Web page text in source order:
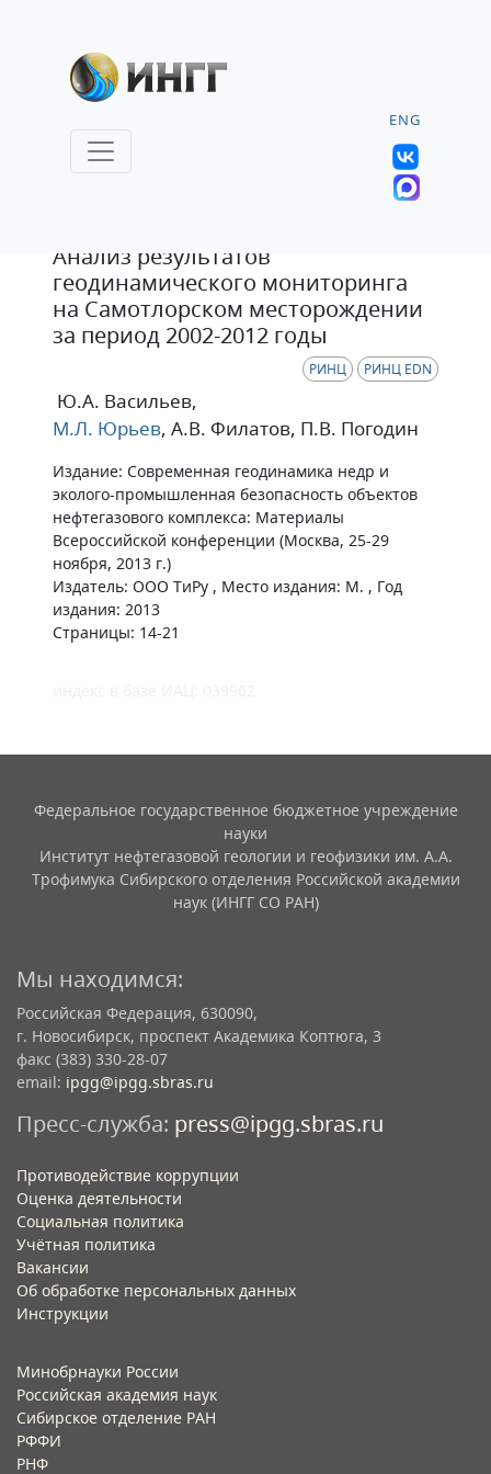
ENG
Анализ результатов
геодинамического мониторинга
на Самотлорском месторождении
за период 2002-2012 годы
РИНЦ РИНЦ EDN
Ю.А. Васильев,
М.Л. Юрьев, А.В. Филатов, П.В. Погодин
Издание: Современная геодинамика недр и
эколого-промышленная безопасность объектов
нефтегазового комплекса: Материалы
Всероссийской конференции (Москва, 25-29
ноября, 2013 г.)
Издатель: ООО ТиРу , Место издания: М. , Год
издания: 2013
Страницы: 14-21
Федеральное государственное бюджетное учреждение
науки
Институт нефтегазовой геологии и геофизики им. А.А.
Трофимука Сибирского отделения Российской академии
наук (ИНГГ СО РАН)
Мы находимся:
Российская Федерация, 630090,
г. Новосибирск, проспект Академика Коптюга, 3
факс (383) 330-28-07
email: ipgg@ipgg.sbras.ru
Пресс-служба: press@ipgg.sbras.ru
Противодействие коррупции
Оценка деятельности
Социальная политика
Учётная политика​
Вакансии​
Об обработке персональных данных​
Инструкции​
Минобрнауки России
Российская академия наук
Сибирское отделение РАН
РФФИ
РНФ